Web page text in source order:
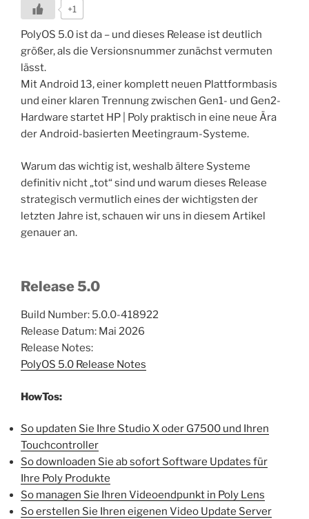
+1
PolyOS 5.0 ist da – und dieses Release ist deutlich
größer, als die Versionsnummer zunächst vermuten
lässt.
Mit Android 13, einer komplett neuen Plattformbasis
und einer klaren Trennung zwischen Gen1- und Gen2-
Hardware startet HP | Poly praktisch in eine neue Ära
der Android-basierten Meetingraum-Systeme.
Warum das wichtig ist, weshalb ältere Systeme
definitiv nicht „tot“ sind und warum dieses Release
strategisch vermutlich eines der wichtigsten der
letzten Jahre ist, schauen wir uns in diesem Artikel
genauer an.
Release 5.0
Build Number: 5.0.0-418922
Release Datum: Mai 2026
Release Notes:
PolyOS 5.0 Release Notes
HowTos:
So updaten Sie Ihre Studio X oder G7500 und Ihren
Touchcontroller
So downloaden Sie ab sofort Software Updates für
Ihre Poly Produkte
So managen Sie Ihren Videoendpunkt in Poly Lens
So erstellen Sie Ihren eigenen Video Update Server